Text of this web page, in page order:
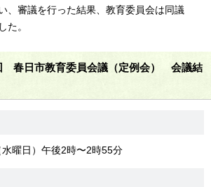
、審議を行った結果、教育委員会は同議
た。
春日市教育委員会議（定例会） 会議結
曜日）午後2時〜2時55分